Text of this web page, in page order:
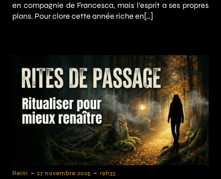
en compagnie de Francesca, mais l'esprit a ses propres
plans. Pour clore cette année riche en[…]
Reini - 27 novembre 2025 - 19h33